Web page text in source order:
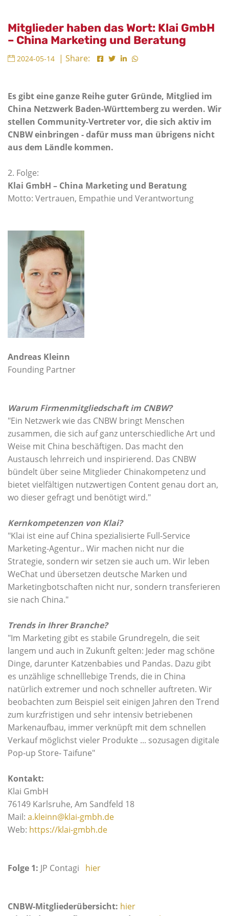
Mitglieder haben das Wort: Klai GmbH
– China Marketing und Beratung
2024-05-14 | Share:
Es gibt eine ganze Reihe guter Gründe, Mitglied im
China Netzwerk Baden-Württemberg zu werden. Wir
stellen Community-Vertreter vor, die sich aktiv im
CNBW einbringen - dafür muss man übrigens nicht
aus dem Ländle kommen.
2. Folge:
Klai GmbH – China Marketing und Beratung
Motto: Vertrauen, Empathie und Verantwortung
Andreas Kleinn
Founding Partner
Warum Firmenmitgliedschaft im CNBW?
"Ein Netzwerk wie das CNBW bringt Menschen
zusammen, die sich auf ganz unterschiedliche Art und
Weise mit China beschäftigen. Das macht den
Austausch lehrreich und inspirierend. Das CNBW
bündelt über seine Mitglieder Chinakompetenz und
bietet vielfältigen nutzwertigen Content genau dort an,
wo dieser gefragt und benötigt wird."
Kernkompetenzen von Klai?
"Klai ist eine auf China spezialisierte Full-Service
Marketing-Agentur.. Wir machen nicht nur die
Strategie, sondern wir setzen sie auch um. Wir leben
WeChat und übersetzen deutsche Marken und
Marketingbotschaften nicht nur, sondern transferieren
sie nach China."
Trends in Ihrer Branche?
"Im Marketing gibt es stabile Grundregeln, die seit
langem und auch in Zukunft gelten: Jeder mag schöne
Dinge, darunter Katzenbabies und Pandas. Dazu gibt
es unzählige schnelllebige Trends, die in China
natürlich extremer und noch schneller auftreten. Wir
beobachten zum Beispiel seit einigen Jahren den Trend
zum kurzfristigen und sehr intensiv betriebenen
Markenaufbau, immer verknüpft mit dem schnellen
Verkauf möglichst vieler Produkte ... sozusagen digitale
Pop-up Store- Taifune"
Kontakt:
Klai GmbH
76149 Karlsruhe, Am Sandfeld 18
Mail: a.kleinn@klai-gmbh.de
Web: https://klai-gmbh.de
Folge 1: JP Contagi hier
CNBW-Mitgliederübersicht: hier